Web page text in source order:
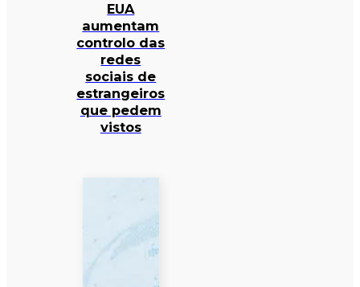
EUA
aumentam
controlo das
redes
sociais de
estrangeiros
que pedem
vistos